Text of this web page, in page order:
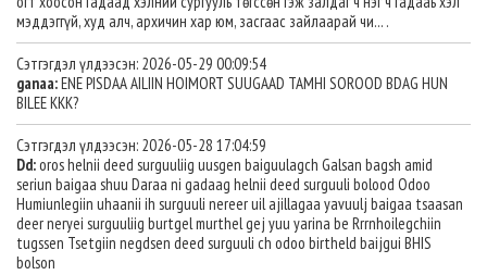
мэддэггүй, худ алч, архичин хар юм, засгаас зайлаарай чи... .
Сэтгэгдэл үлдээсэн: 2026-05-29 00:09:54
ganaa:ENE PISDAA AILIIN HOIMORT SUUGAAD TAMHI SOROOD BDAG HUN
BILEE KKK?
Сэтгэгдэл үлдээсэн: 2026-05-28 17:04:59
Dd:oros helnii deed surguuliig uusgen baiguulagch Galsan bagsh amid
seriun baigaa shuu Daraa ni gadaag helnii deed surguuli bolood Odoo
Humiunlegiin uhaanii ih surguuli nereer uil ajillagaa yavuulj baigaa tsaasan
deer neryei surguuliig burtgel murthel gej yuu yarina be Rrrnhoilegchiin
tugssen Tsetgiin negdsen deed surguuli ch odoo birtheld baijgui BHIS
bolson